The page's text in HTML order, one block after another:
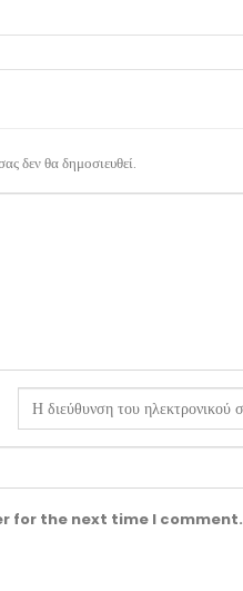
δεν θα δημοσιευθεί.
for the next time I comment.